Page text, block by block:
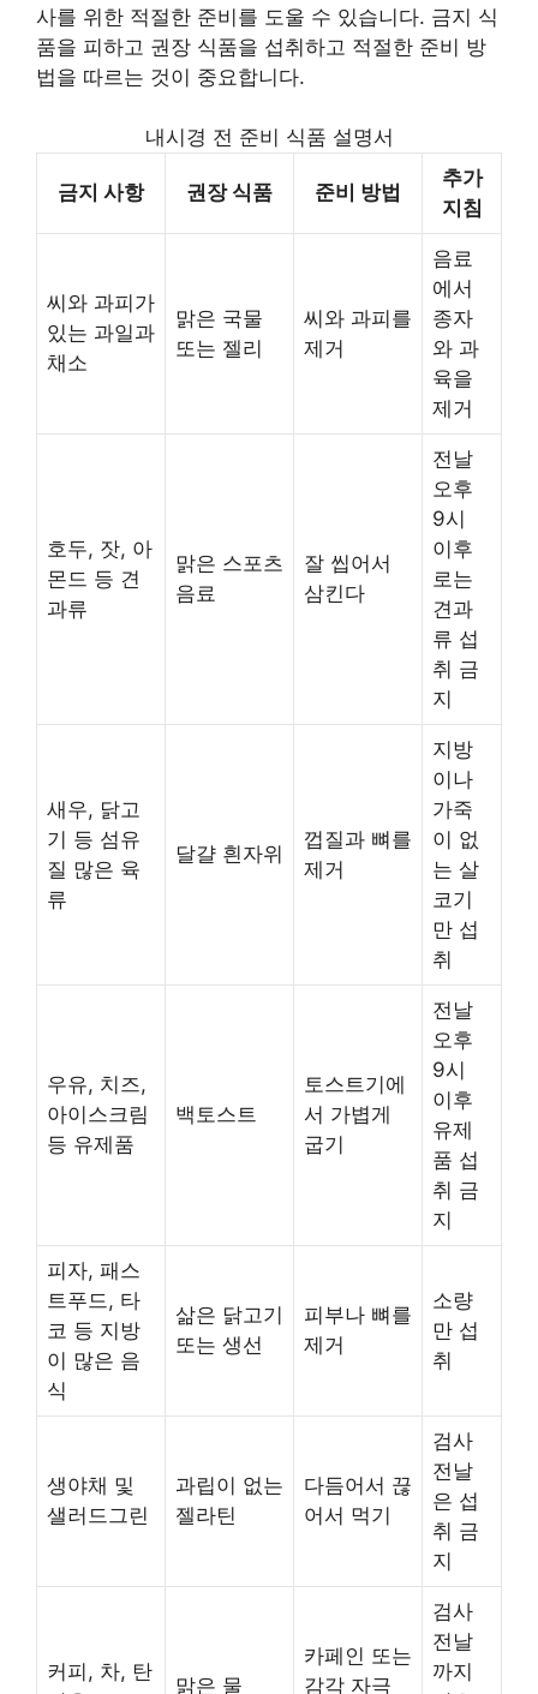
사를 위한 적절한 준비를 도울 수 있습니다. 금지 식
품을 피하고 권장 식품을 섭취하고 적절한 준비 방
법을 따르는 것이 중요합니다.
내시경 전 준비 식품 설명서
금지 사항 권장 식품 준비 방법
추가
지침
씨와 과피가
있는 과일과
채소
맑은 국물
또는 젤리
씨와 과피를
제거
음료
에서
종자
와 과
육을
제거
호두, 잣, 아
몬드 등 견
과류
맑은 스포츠
음료
잘 씹어서
삼킨다
전날
오후
9시
이후
로는
견과
류 섭
취 금
지
새우, 닭고
기 등 섬유
질 많은 육
류
달걀 흰자위
껍질과 뼈를
제거
지방
이나
가죽
이 없
는 살
코기
만 섭
취
우유, 치즈,
아이스크림
등 유제품
백토스트
토스트기에
서 가볍게
굽기
전날
오후
9시
이후
유제
품 섭
취 금
지
피자, 패스
트푸드, 타
코 등 지방
이 많은 음
식
삶은 닭고기
또는 생선
피부나 뼈를
제거
소량
만 섭
취
생야채 및
샐러드그린
과립이 없는
젤라틴
다듬어서 끊
어서 먹기
검사
전날
은 섭
취 금
지
커피, 차, 탄
맑은 물
카페인 또는
감각 자극
검사
전날
까지